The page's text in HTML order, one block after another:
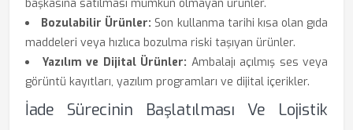
başkasına satılması mümkün olmayan ürünler.
Bozulabilir Ürünler: Son kullanma tarihi kısa olan gıda
maddeleri veya hızlıca bozulma riski taşıyan ürünler.
Yazılım ve Dijital Ürünler: Ambalajı açılmış ses veya
görüntü kayıtları, yazılım programları ve dijital içerikler.
İade Sürecinin Başlatılması Ve Lojistik